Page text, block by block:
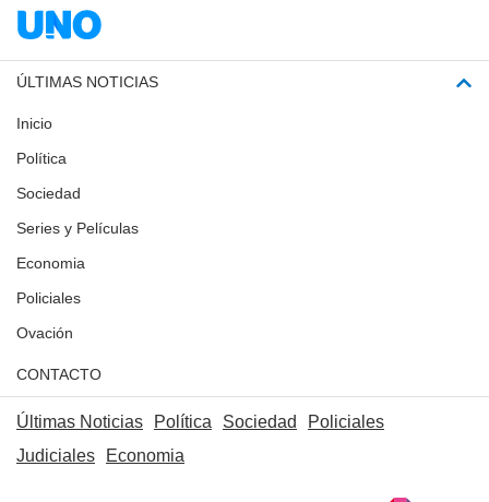
ÚLTIMAS NOTICIAS
Inicio
Política
Sociedad
Series y Películas
Economia
Policiales
Ovación
CONTACTO
Últimas Noticias Política Sociedad
Policiales
Judiciales
Economia